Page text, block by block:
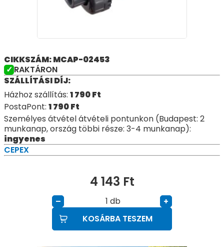
CIKKSZÁM: MCAP-02453
RAKTÁRON
SZÁLLÍTÁSI DÍJ:
Házhoz szállítás: 1 790Ft
PostaPont: 1 790Ft
Személyes átvétel átvételi pontunkon (Budapest: 2
munkanap, ország többi része: 3-4 munkanap):
ingyenes
CEPEX
4 143 Ft
– db
+
KOSÁRBA TESZEM